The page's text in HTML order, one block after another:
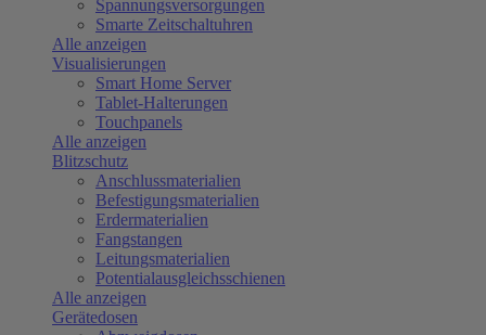
Spannungsversorgungen
Smarte Zeitschaltuhren
Alle anzeigen
Visualisierungen
Smart Home Server
Tablet-Halterungen
Touchpanels
Alle anzeigen
Blitzschutz
Anschlussmaterialien
Befestigungsmaterialien
Erdermaterialien
Fangstangen
Leitungsmaterialien
Potentialausgleichsschienen
Alle anzeigen
Gerätedosen